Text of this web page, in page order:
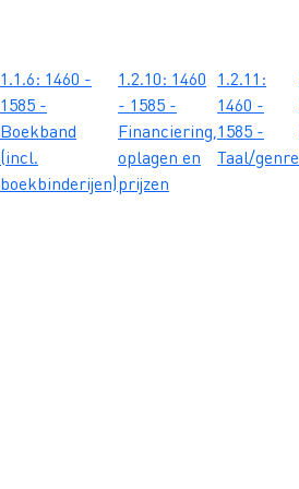
1.1.6: 1460 -
1585 -
Boekband
(incl.
boekbinderijen)
1.2.10: 1460
- 1585 -
Financiering,
oplagen en
prijzen
1.2.11:
1460 -
1585 -
Taal/genre